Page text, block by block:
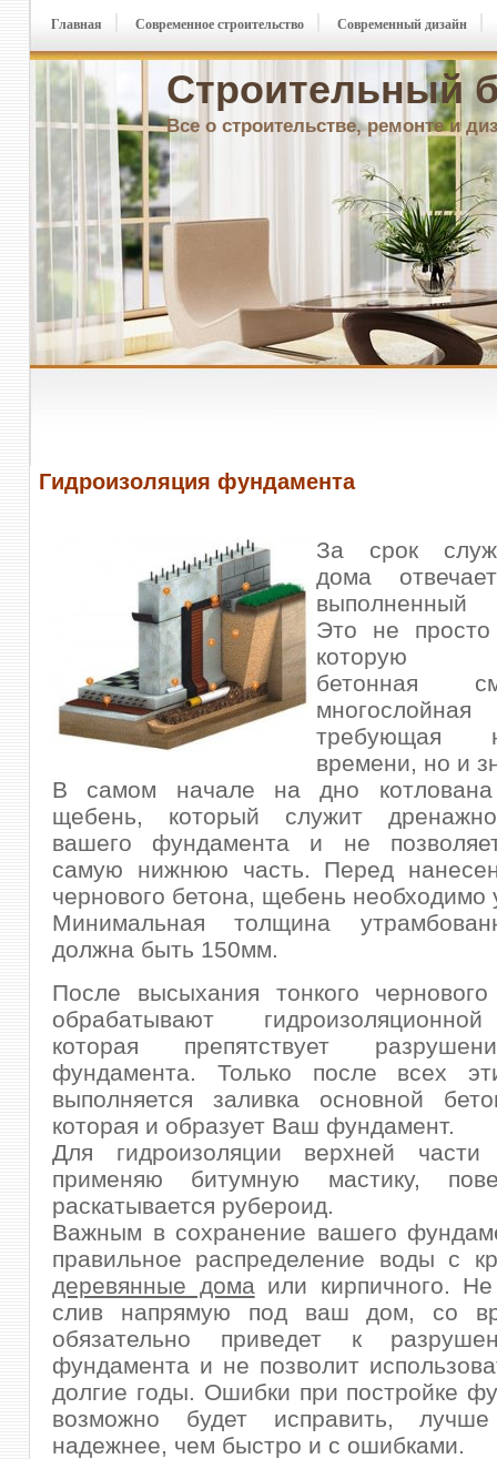
Строительный
Все о строительстве, ремонте и
Главная Современное строительство Современный дизайн
Гидроизоляция фундамента
За срок
дома
выполненный
Это не
которую
бетонная
многослойная
требующая
времени, но и
В самом начале на дно котлована
щебень, который служит
вашего фундамента и не
самую нижнюю часть. Перед
чернового бетона, щебень необходимо
Минимальная толщина
должна быть 150мм.
После высыхания тонкого
обрабатывают
которая препятствует
фундамента. Только после всех
выполняется заливка основной
которая и образует Ваш фундамент.
Для гидроизоляции верхней части
применяю битумную мастику,
раскатывается рубероид.
Важным в сохранение вашего
правильное распределение воды с
деревянные домаили кирпичного. Не
слив напрямую под ваш дом, со
обязательно приведет к
фундамента и не позволит
долгие годы. Ошибки при постройке
возможно будет исправить,
надежнее, чем быстро и с ошибками.